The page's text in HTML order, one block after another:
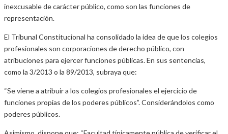
inexcusable de carácter público, como son las funciones de
representación.
El Tribunal Constitucional ha consolidado la idea de que los colegios
profesionales son corporaciones de derecho público, con
atribuciones para ejercer funciones públicas. En sus sentencias,
como la 3/2013 o la 89/2013, subraya que:
“Se viene a atribuir a los colegios profesionales el ejercicio de
funciones propias de los poderes públicos”. Considerándolos como
poderes públicos.